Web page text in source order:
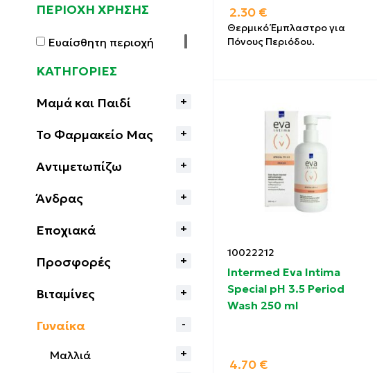
ΠΕΡΙΟΧΗ ΧΡΗΣΗΣ
Ευαίσθητη περιοχή
ΚΑΤΗΓΟΡΙΕΣ
Μαμά και Παιδί
Το Φαρμακείο Μας
Αντιμετωπίζω
Άνδρας
Εποχιακά
Προσφορές
Βιταμίνες
Γυναίκα
Μαλλιά
2.30 €
Θερμικό Έμπλαστρο για
Πόνους Περιόδου.
10022212
Intermed Eva Intima
Special pH 3.5 Period
Wash 250 ml
4.70 €